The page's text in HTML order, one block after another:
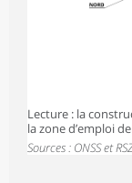
Lecture : la
la zone d’emploi
Sources : ONSS et